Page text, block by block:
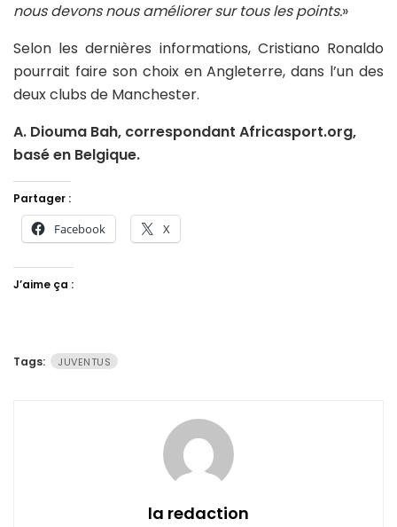
nous devons nous améliorer sur tous les points.»
Selon les dernières informations, Cristiano Ronaldo
pourrait faire son choix en Angleterre, dans l’un des
deux clubs de Manchester.
A. Diouma Bah, correspondant Africasport.org,
basé en Belgique.
Partager :
Facebook X
J’aime ça :
Tags: JUVENTUS
la redaction